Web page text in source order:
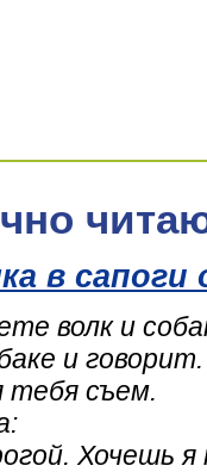
в сапоги
волк и
и говорит.
тебя съем.
Хочешь я